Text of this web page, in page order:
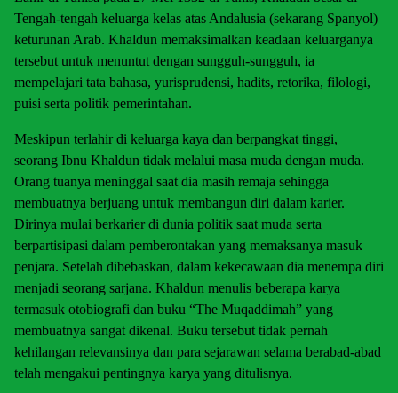
Tengah-tengah keluarga kelas atas Andalusia (sekarang Spanyol)
keturunan Arab. Khaldun memaksimalkan keadaan keluarganya
tersebut untuk menuntut dengan sungguh-sungguh, ia
mempelajari tata bahasa, yurisprudensi, hadits, retorika, filologi,
puisi serta politik pemerintahan.
Meskipun terlahir di keluarga kaya dan berpangkat tinggi,
seorang Ibnu Khaldun tidak melalui masa muda dengan muda.
Orang tuanya meninggal saat dia masih remaja sehingga
membuatnya berjuang untuk membangun diri dalam karier.
Dirinya mulai berkarier di dunia politik saat muda serta
berpartisipasi dalam pemberontakan yang memaksanya masuk
penjara. Setelah dibebaskan, dalam kekecawaan dia menempa diri
menjadi seorang sarjana. Khaldun menulis beberapa karya
termasuk otobiografi dan buku “The Muqaddimah” yang
membuatnya sangat dikenal. Buku tersebut tidak pernah
kehilangan relevansinya dan para sejarawan selama berabad-abad
telah mengakui pentingnya karya yang ditulisnya.